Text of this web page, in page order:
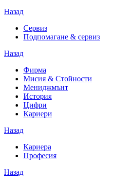
Назад
Сервиз
Подпомагане & сервиз
Назад
Фирма
Мисия & Стойности
Мениджмънт
История
Цифри
Кариери
Назад
Кариера
Професия
Назад